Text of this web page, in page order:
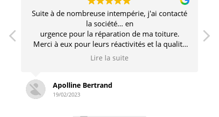
Un travail de qualité supérieure avec un
professionnalisme irréprochable. Aucun doute
sur la durabilité du travail. Le prestataire est
engagé et n’hésite pas à revenir pour des
ajustements si nécessaire. Je recommande
Lire la suite
Simon Derambure
18/02/2023